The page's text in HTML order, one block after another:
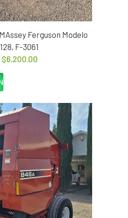
Ferguson Modelo
128, F-3061
$6,200.00